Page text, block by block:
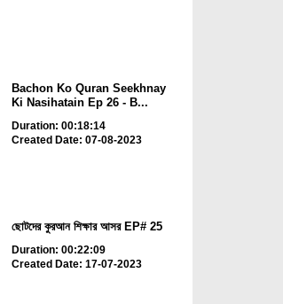
Bachon Ko Quran Seekhnay
Ki Nasihatain Ep 26 - B...
Duration: 00:18:14
Created Date: 07-08-2023
ছোটদের কুরআন শিক্ষার আসর EP# 25
Duration: 00:22:09
Created Date: 17-07-2023